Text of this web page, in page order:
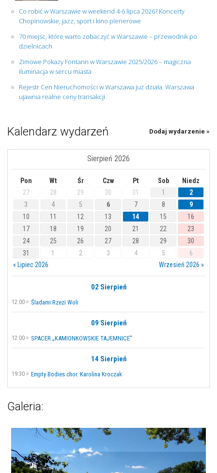
Co robić w Warszawie w weekend 4-6 lipca 2026? Koncerty
Chopinowskie, jazz, sport i kino plenerowe
70 miejsc, które warto zobaczyć w Warszawie – przewodnik po
dzielnicach
Zimowe Pokazy Fontann w Warszawie 2025/2026 – magiczna
iluminacja w sercu miasta
Rejestr Cen Nieruchomości w Warszawa już działa. Warszawa
ujawnia realne ceny transakcji
Kalendarz wydarzeń Dodaj wydarzenie »
Sierpień 2026
Pon Wt Śr Czw Pt Sob
Niedz
27
28 29 30 31 1
2
3
4 5 6 7 8
9
10
11 12 13 14 15
16
17
18 19 20 21 22
23
24
25 26 27 28 29
30
31
1 2 3 4 5
6
« Lipiec 2026
Wrzesień 2026 »
02 Sierpień
12:00 Śladami Rzezi Woli
09 Sierpień
12:00 SPACER „KAMIONKOWSKIE TAJEMNICE”
14 Sierpień
19:30 Empty Bodies chor. Karolina Kroczak
Galeria: